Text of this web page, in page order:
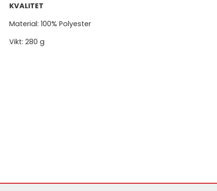
KVALITET
Material: 100% Polyester
Vikt: 280 g